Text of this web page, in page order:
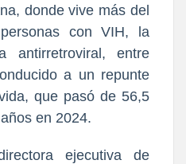
donde vive más del
con VIH, la
antirretroviral, entre
a un repunte
que pasó de 56,5
en 2024.
ejecutiva de